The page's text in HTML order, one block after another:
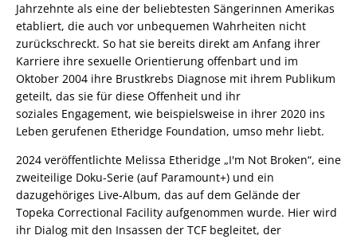
Jahrzehnte als eine der beliebtesten Sängerinnen Amerikas
etabliert, die auch vor unbequemen Wahrheiten nicht
zurückschreckt. So hat sie bereits direkt am Anfang ihrer
Karriere ihre sexuelle Orientierung offenbart und im
Oktober 2004 ihre Brustkrebs Diagnose mit ihrem Publikum
geteilt, das sie für diese Offenheit und ihr
soziales Engagement, wie beispielsweise in ihrer 2020 ins
Leben gerufenen Etheridge Foundation, umso mehr liebt.
2024 veröffentlichte Melissa Etheridge „I'm Not Broken“, eine
zweiteilige Doku-Serie (auf Paramount+) und ein
dazugehöriges Live-Album, das auf dem Gelände der
Topeka Correctional Facility aufgenommen wurde. Hier wird
ihr Dialog mit den Insassen der TCF begleitet, der